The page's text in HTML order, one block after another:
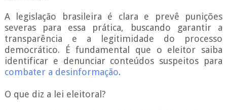
A legislação brasileira é clara e prevê punições
severas para essa prática, buscando garantir a
transparência e a legitimidade do processo
democrático. É fundamental que o eleitor saiba
identificar e denunciar conteúdos suspeitos para
combater a desinformação.
O que diz a lei eleitoral?